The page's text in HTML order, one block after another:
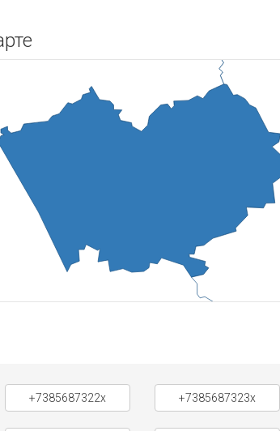
+7385687322x +7385687323x